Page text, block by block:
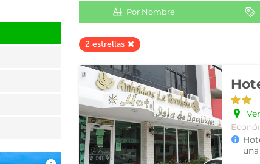
Por Nombre
2 estrellas